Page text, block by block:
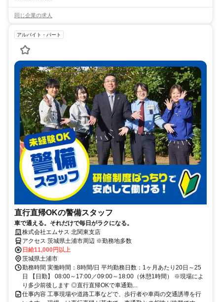
同じ企業の求人
アルバイト・パート
直行直帰OKの警備スタッフ
車で通える。それだけで毎日がラクになる。
株式会社エムサス 北関東支店
アクセス 茨城県土浦市周辺 ※勤務地多数
日給11,000円以上
茨城県土浦市
勤務時間 実働時間：8時間/日 平均勤務日数：1ヶ月あたり20日～25
日 【日勤】 08:00～17:00／09:00～18:00（休憩1時間） ※現場によ
り多少前後します ◎直行直帰OKで車通勤...
仕事内容 工事現場や道路工事などで、歩行者や車両の交通誘導を行